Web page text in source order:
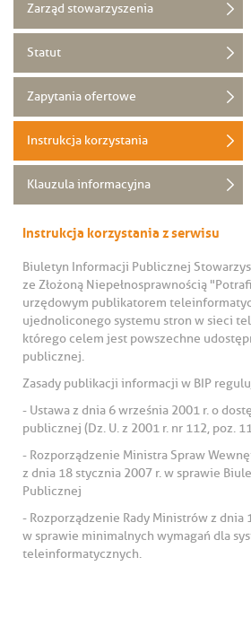
Zarząd stowarzyszenia
Statut
Zapytania ofertowe
Instrukcja korzystania
Klauzula informacyjna
Instrukcja korzystania z serwisu
Biuletyn Informacji Publicznej
ze Złożoną Niepełnosprawnością
urzędowym publikatorem
ujednoliconego systemu stron w sieci
którego celem jest powszechne
publicznej.
Zasady publikacji informacji w BIP
- Ustawa z dnia 6 września 2001 r. o
publicznej (Dz. U. z 2001 r. nr 112, poz.
- Rozporządzenie Ministra Spraw
z dnia 18 stycznia 2007 r. w sprawie
Publicznej
- Rozporządzenie Rady Ministrów z dnia
w sprawie minimalnych wymagań dla
teleinformatycznych.